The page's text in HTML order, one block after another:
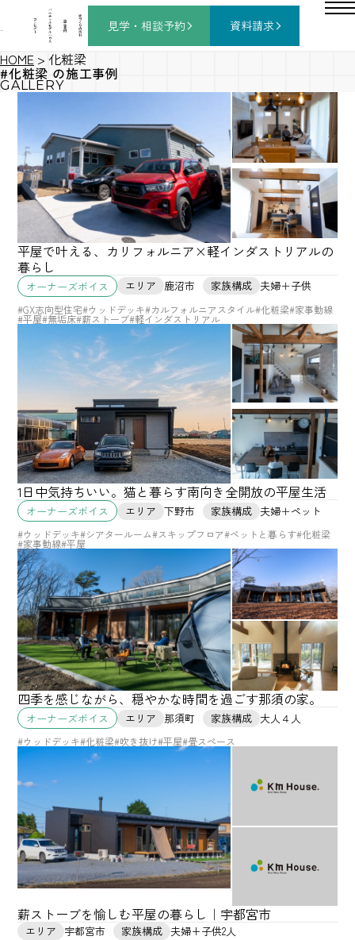
コ
ン
セ
プ
ト
バ
ー
チ
ャ
ル
モ
デ
ル
ハ
ウ
ス
施
工
事
例
家
づ
く
り
の
流
れ
見学・相談予約 資料請求
HOME > 化粧梁
#化粧梁 の施工事例
GALLERY
平屋で叶える、カリフォルニア×軽インダストリアルの
暮らし
オーナーズボイス エリア 鹿沼市 家族構成 夫婦＋子供
#GX志向型住宅#ウッドデッキ#カルフォルニアスタイル#化粧梁#家事動線
#平屋#無垢床#薪ストーブ#軽インダストリアル
1日中気持ちいい。猫と暮らす南向き全開放の平屋生活
オーナーズボイス エリア 下野市 家族構成 夫婦＋ペット
#ウッドデッキ#シアタールーム#スキップフロア#ペットと暮らす#化粧梁
#家事動線#平屋
四季を感じながら、穏やかな時間を過ごす那須の家。
オーナーズボイス エリア 那須町 家族構成 大人４人
#ウッドデッキ#化粧梁#吹き抜け#平屋#畳スペース
薪ストーブを愉しむ平屋の暮らし｜宇都宮市
エリア 宇都宮市 家族構成 夫婦+子供2人